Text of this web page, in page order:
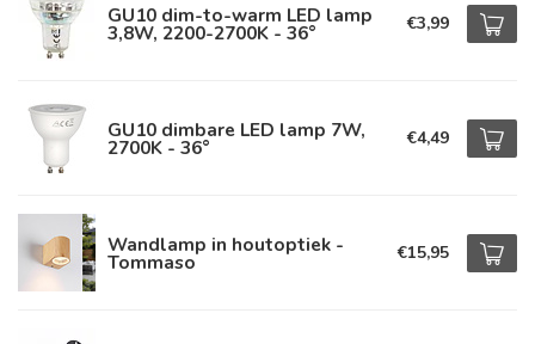
GU10 dim-to-warm LED lamp
3,8W, 2200-2700K - 36° €3,99
GU10 dimbare LED lamp 7W,
2700K - 36° €4,49
Wandlamp in houtoptiek -
Tommaso €15,95